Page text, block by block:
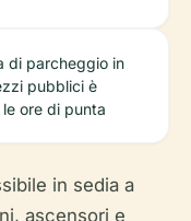
di parcheggio in
pubblici è
ore di punta
in sedia a
ascensori e